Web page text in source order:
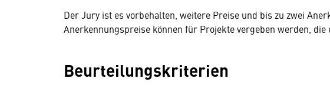
Der Jury ist es vorbehalten, weitere Preise und bis zu zwei
Anerkennungspreise können für Projekte vergeben werden,
Beurteilungskriterien